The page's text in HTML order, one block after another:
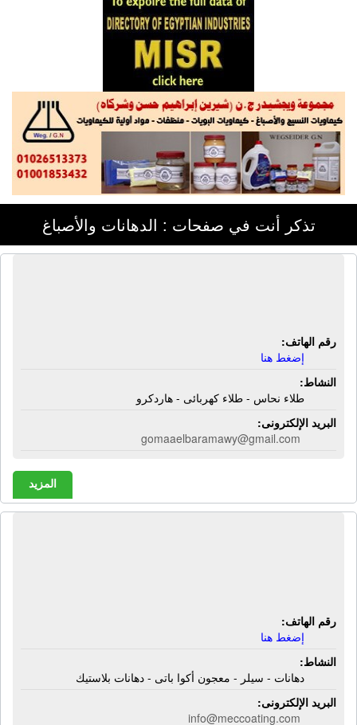
تذكر أنت في صفحات : الدهانات والأصباغ
رقم الهاتف:
إضغط هنا
النشاط:
طلاء نحاس - طلاء كهربائى - هاردكرو
البريد الإلكترونى:
gomaaelbaramawy@gmail.com
المزيد
رقم الهاتف:
إضغط هنا
النشاط:
دهانات - سيلر - معجون أكوا باتى - دهانات بلاستيك
البريد الإلكترونى:
info@meccoating.com